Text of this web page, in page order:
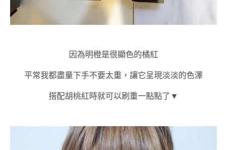
因為明橙是很顯色的橘紅
平常我都盡量下手不要太重，讓它呈現淡淡的色澤
搭配胡桃紅時就可以刷重一點點了▼